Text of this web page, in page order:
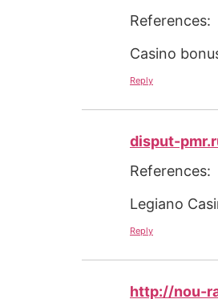
References:
Casino
Reply
disput-
References:
Legiano
Reply
http://nou-